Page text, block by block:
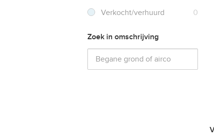
Verkocht/verhuurd
0
Zoek in omschrijving